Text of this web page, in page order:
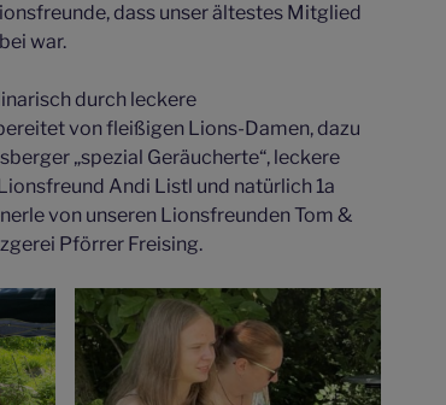
dass unser ältestes Mitglied
war.
durch leckere
von fleißigen Lions-Damen, dazu
„spezial Geräucherte“, leckere
Andi Listl und natürlich 1a
von unseren Lionsfreunden Tom &
Pförrer Freising.